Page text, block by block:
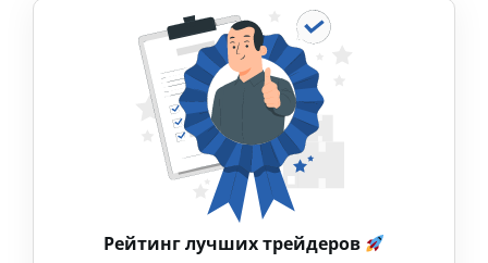
Рейтинг лучших трейдеров